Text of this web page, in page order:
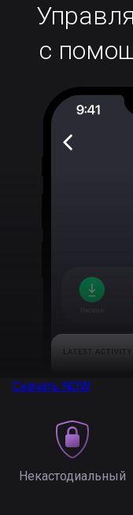
с
Скачать NOW
Некастодиальный